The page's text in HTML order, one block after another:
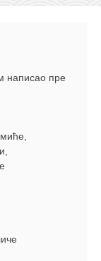
написао пре